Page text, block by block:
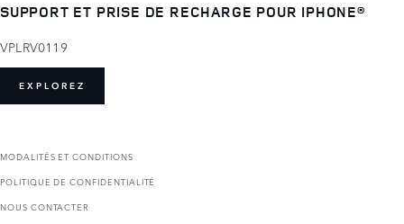
SUPPORT ET PRISE DE RECHARGE POUR IPHONE®
VPLRV0119
EXPLOREZ
MODALITÉS ET CONDITIONS
POLITIQUE DE CONFIDENTIALITÉ
NOUS CONTACTER